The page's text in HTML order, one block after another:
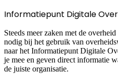
Informatiepunt Digitale
Steeds meer zaken met de
nodig bij het gebruik van
naar het Informatiepunt Digitale
je mee en geven direct informatie
de juiste organisatie.